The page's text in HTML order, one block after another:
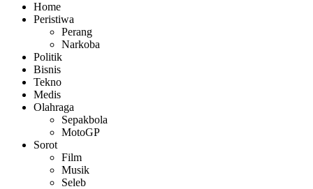
Home
Peristiwa
Perang
Narkoba
Politik
Bisnis
Tekno
Medis
Olahraga
Sepakbola
MotoGP
Sorot
Film
Musik
Seleb